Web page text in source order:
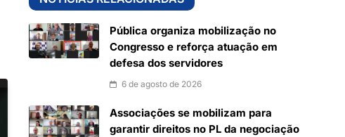
Pública organiza mobilização no
Congresso e reforça atuação em
defesa dos servidores
6 de agosto de 2026
Associações se mobilizam para
garantir direitos no PL da negociação